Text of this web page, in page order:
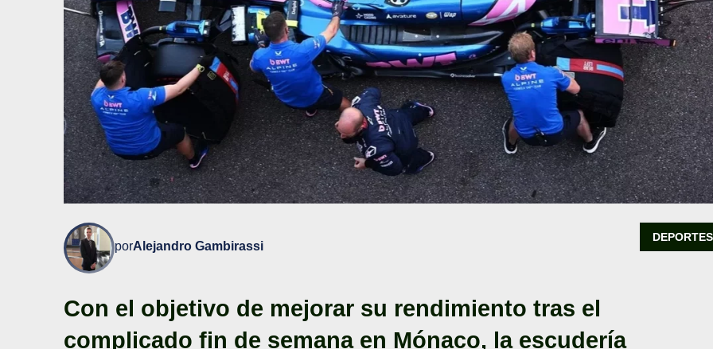
porAlejandro Gambirassi
DEPORTES
Con el objetivo de mejorar su rendimiento tras el
complicado fin de semana en Mónaco, la escudería